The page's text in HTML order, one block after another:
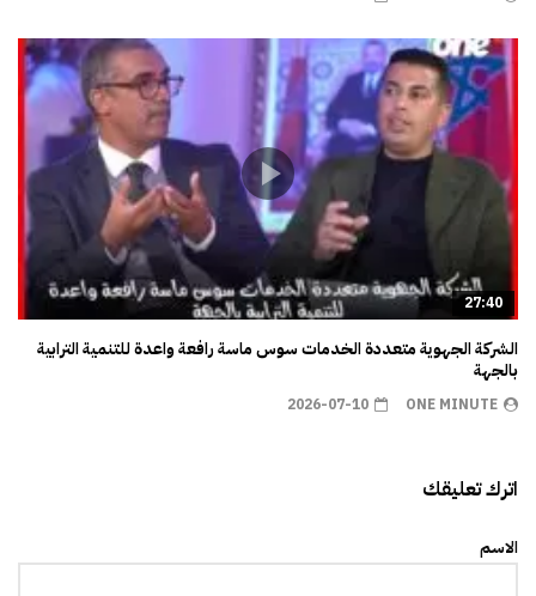
27:40
الشركة الجهوية متعددة الخدمات سوس ماسة رافعة واعدة للتنمية الترابية
بالجهة
ONE MINUTE
2026-07-10
اترك تعليقك
الاسم